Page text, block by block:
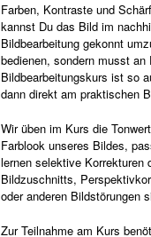
Farben, Kontraste und
kannst Du das Bild im
Bildbearbeitung gekonnt
bedienen, sondern musst
Bildbearbeitungskurs ist so
dann direkt am praktischen
Wir üben im Kurs die
Farblook unseres Bildes,
lernen selektive Korrekturen
Bildzuschnitts,
oder anderen Bildstörungen
Zur Teilnahme am Kurs